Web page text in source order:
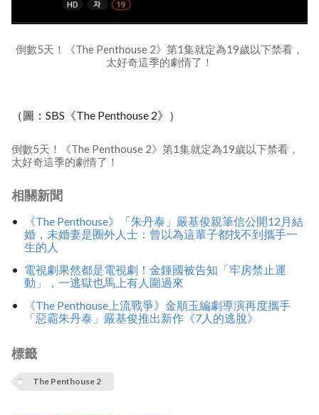
倒數5天！《The Penthouse 2》第1集就定為19歲以下禁看，
太好奇這季的劇情了！
（圖：SBS《The Penthouse 2》）
倒數5天！《The Penthouse 2》第1集就定為19歲以下禁看，
太好奇這季的劇情了！
相關新聞
《The Penthouse》「朱丹泰」嚴基俊親筆信公開12月結
婚，未婚妻是圈外人士：曾以為這輩子都找不到攜手一
生的人
電視劇果然都是電視劇！金鍾國被告知「牢房禁止運
動」，一逃獄也馬上有人圍過來
《The Penthouse上流戰爭》金順玉編劇導演再度攜手
「惡霸朱丹泰」嚴基俊推出新作《7人的逃脫》
標籤
The Penthouse 2